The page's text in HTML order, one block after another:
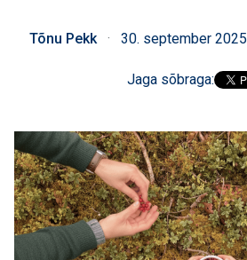
Tõnu Pekk · 30. september 2025
Jaga sõbraga: